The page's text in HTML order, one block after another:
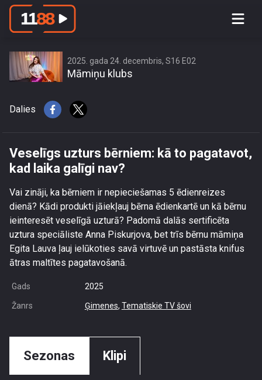
Veselīgs uzturs bērniem: kā to
2025. gada 24. decembris, S16 E02
Māmiņu klubs
Dalies
Veselīgs uzturs bērniem: kā to pagatavot,
kad laika galīgi nav?
Vai zināji, ka bērniem ir nepieciešamas 5 ēdienreizes
dienā? Kādi produkti jāiekļauj bērna ēdienkartē un kā bērnu
ieinteresēt veselīgā uzturā? Padomā dalās sertificēta
uztura speciāliste Anna Piskurjova, bet trīs bērnu māmiņa
Egita Lauva ļauj ielūkoties savā virtuvē un pastāsta knifus
ātras maltītes pagatavošanā.
Gads 2025
Žanrs Ģimenes, Tematiskie TV šovi
Sezonas Klipi